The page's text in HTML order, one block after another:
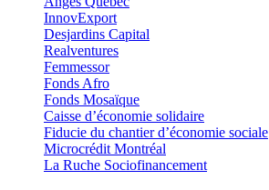
InnovExport
Desjardins Capital
Realventures
Femmessor
Fonds Afro
Fonds Mosaïque
Caisse d’économie solidaire
Fiducie du chantier d’économie sociale
Microcrédit Montréal
La Ruche Sociofinancement